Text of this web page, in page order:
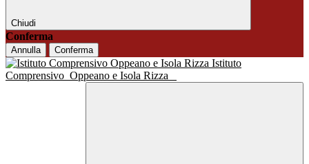
Chiudi
Conferma
Annulla Conferma
Istituto
Comprensivo Oppeano e Isola Rizza